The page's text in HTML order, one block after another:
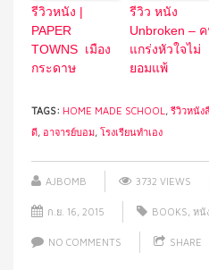
รีวิวหนัง |
PAPER
TOWNS เมือง
กระดาษ
รีวิว หนัง
Unbroken –
แกร่งหัวใจไม่
ยอมแพ้
TAGS: HOME MADE SCHOOL , รีวิวหนัง
ดี, อาจารย์บอม, โรงเรียนทำเอง
AJBOMB 3732 VIEWS
ก.ย. 16, 2015 BOOKS หนั
NO COMMENTS SHARE